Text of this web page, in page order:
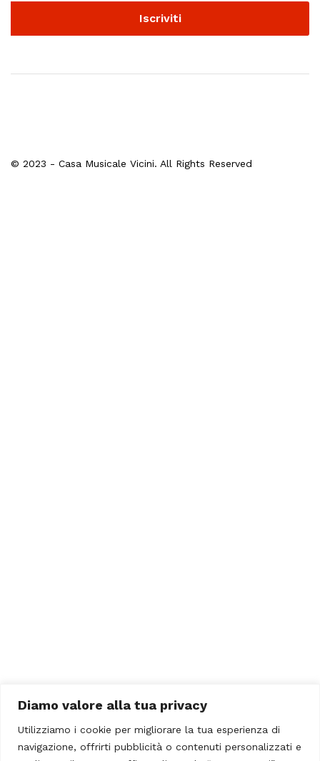
Diamo valore alla tua privacy
Utilizziamo i cookie per migliorare la tua esperienza di
navigazione, offrirti pubblicità o contenuti personalizzati e
© 2023 - Casa Musicale Vicini. All Rights Reserved